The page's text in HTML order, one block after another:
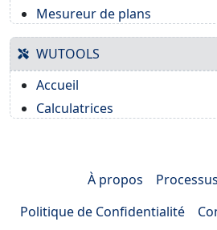
Mesureur de plans
WUTOOLS
Accueil
Calculatrices
À propos
Politique de Confidentialité